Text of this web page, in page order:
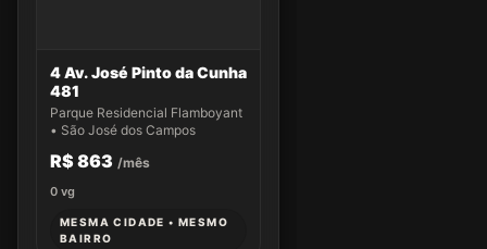
4 Av. José Pinto da Cunha
481
Parque Residencial Flamboyant
• São José dos Campos
R$ 863 /mês
0 vg
MESMA CIDADE • MESMO
BAIRRO